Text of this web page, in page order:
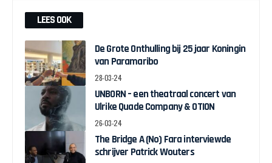
LEES OOK
De Grote Onthulling bij 25 jaar Koningin
van Paramaribo
28-03-24
UNBORN – een theatraal concert van
Ulrike Quade Company & OTION
26-03-24
The Bridge A (No) Fara interviewde
schrijver Patrick Wouters